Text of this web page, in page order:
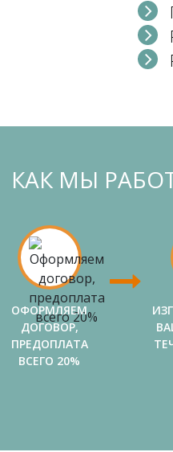
КАК МЫ
ОФОРМЛЯЕМ
ДОГОВОР,
ПРЕДОПЛАТА
ВСЕГО 20%